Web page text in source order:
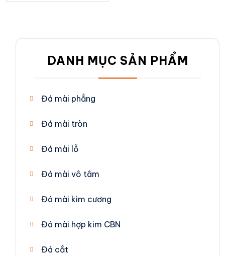
DANH MỤC SẢN PHẨM
Đá mài phẳng
Đá mài tròn
Đá mài lỗ
Đá mài vô tâm
Đá mài kim cương
Đá mài hợp kim CBN
Đá cắt